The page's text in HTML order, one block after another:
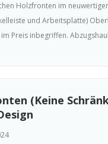
Holzfronten im
und Arbeitsplatte)
Preis inbegriffen.
(Keine